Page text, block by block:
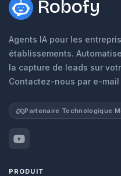
Robofy
Agents IA pour les
établissements.
la capture de leads sur
Contactez-nous par e-mail
Partenaire Technologique
PRODUIT